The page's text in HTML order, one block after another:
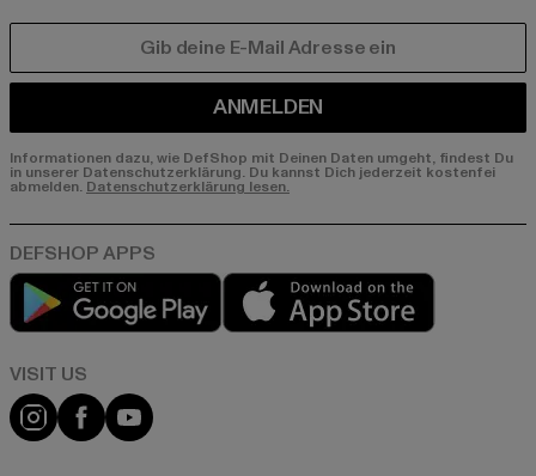
ANMELDEN
Informationen dazu, wie DefShop mit Deinen Daten umgeht, findest Du
in unserer Datenschutzerklärung. Du kannst Dich jederzeit kostenfei
abmelden. Datenschutzerklärung lesen.
Play market
Visit our Instagram page:
Visit our Facebook page:
Visit our YouTube channel: